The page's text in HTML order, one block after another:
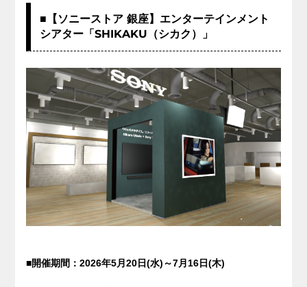
■【ソニーストア 銀座】エンターテインメント
シアター「SHIKAKU（シカク）」
■開催期間：2026年5月20日(水)～7月16日(木)